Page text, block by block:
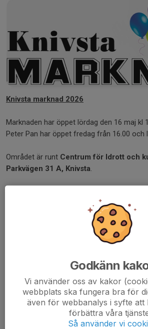
Knivsta marknad 2026
Marknaden har öppet lördag den 16 maj kl
Peter Pan har öppet fredag från 16.00 och
Området är runt Centrum för Idrott och
Parkvägen 31 A, Knivsta.
Skolklasser har 50% på platsavgiften.
nedan) för mer information.
år möjlighet att få en gratis plats på
oss på mejl (se nedan) för mer information.
Min plats på Knivsta marknad 2026
Klicka här för att komma till
Godkänn
Vi använder oss av kakor
webbplats ska fungera bra för
även för webbanalys i syfte att
förbättra våra
Så använder vi